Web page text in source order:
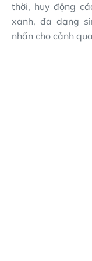
thời, huy động
xanh, đa dạng
nhấn cho cảnh